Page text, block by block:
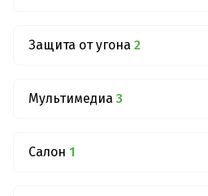
Защита от угона 2
Мультимедиа 3
Салон 1